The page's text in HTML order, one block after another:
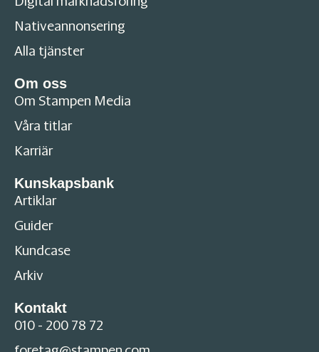
Nativeannonsering
Alla tjänster
Om oss
Om Stampen Media
Våra titlar
Karriär
Kunskapsbank
Artiklar
Guider
Kundcase
Arkiv
Kontakt
010 - 200 78 72